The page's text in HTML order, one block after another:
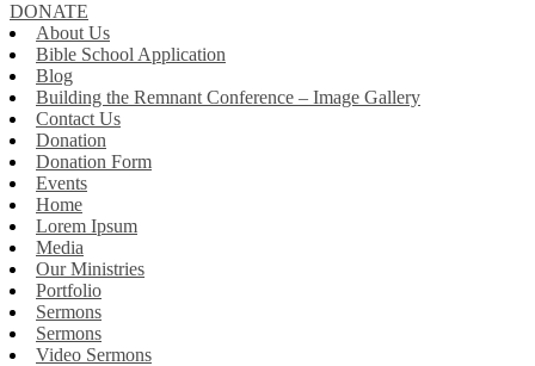
DONATE
About Us
Bible School Application
Blog
Building the Remnant Conference – Image Gallery
Contact Us
Donation
Donation Form
Events
Home
Lorem Ipsum
Media
Our Ministries
Portfolio
Sermons
Sermons
Video Sermons